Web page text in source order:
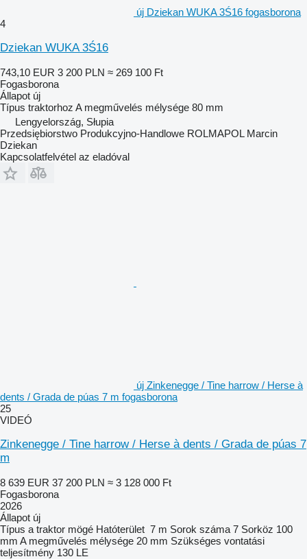
új Dziekan WUKA 3Ś16 fogasborona
4
Dziekan WUKA 3Ś16
743,10 EUR 3 200 PLN ≈ 269 100 Ft
Fogasborona
Állapot új
Típus traktorhoz A megművelés mélysége 80 mm
Lengyelország, Słupia
Przedsiębiorstwo Produkcyjno-Handlowe ROLMAPOL Marcin
Dziekan
Kapcsolatfelvétel az eladóval
új Zinkenegge / Tine harrow / Herse à
dents / Grada de púas 7 m fogasborona
25
VIDEÓ
Zinkenegge / Tine harrow / Herse à dents / Grada de púas 7
m
8 639 EUR 37 200 PLN ≈ 3 128 000 Ft
Fogasborona
2026
Állapot új
Típus a traktor mögé Hatóterület 7 m Sorok száma 7 Sorköz 100
mm A megművelés mélysége 20 mm Szükséges vontatási
teljesítmény 130 LE